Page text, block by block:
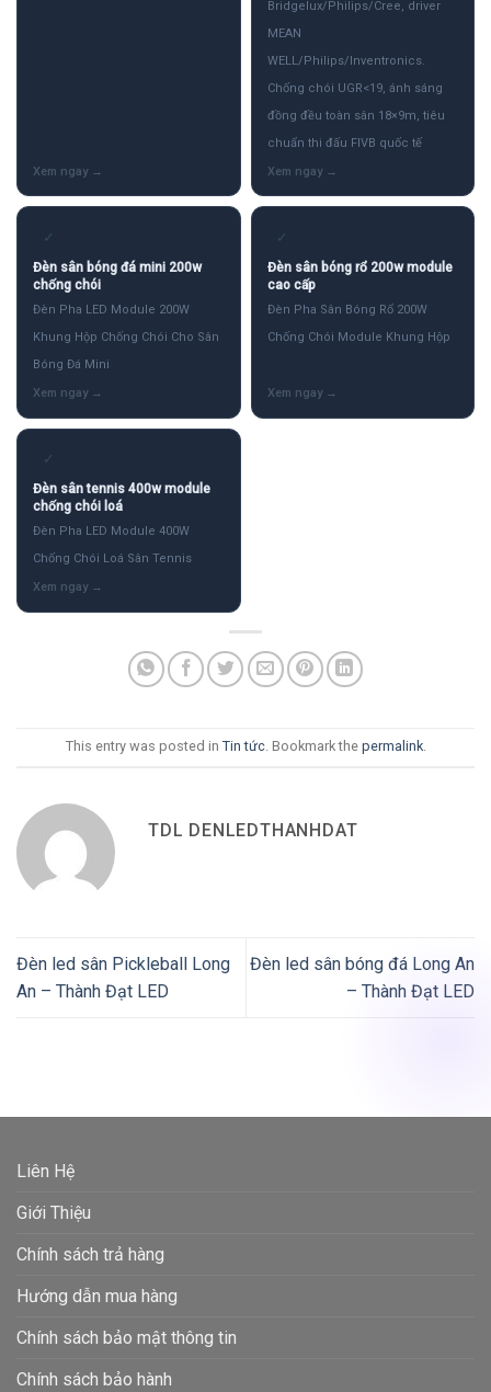
Bridgelux/Philips/Cree, driver
MEAN
WELL/Philips/Inventronics.
Chống chói UGR<19, ánh sáng
đồng đều toàn sân 18×9m, tiêu
chuẩn thi đấu FIVB quốc tế
✓
Đèn sân bóng đá mini 200w
chống chói
Đèn Pha LED Module 200W
Khung Hộp Chống Chói Cho Sân
Bóng Đá Mini
✓
Đèn sân bóng rổ 200w module
cao cấp
Đèn Pha Sân Bóng Rổ 200W
Chống Chói Module Khung Hộp
✓
Đèn sân tennis 400w module
chống chói loá
Đèn Pha LED Module 400W
Chống Chói Loá Sân Tennis
This entry was posted in Tin tức. Bookmark the permalink.
TDL DENLEDTHANHDAT
Đèn led sân Pickleball Long
An – Thành Đạt LED
Đèn led sân bóng đá Long An
– Thành Đạt LED
Liên Hệ
Giới Thiệu
Chính sách trả hàng
Hướng dẫn mua hàng
Chính sách bảo mật thông tin
Chính sách bảo hành